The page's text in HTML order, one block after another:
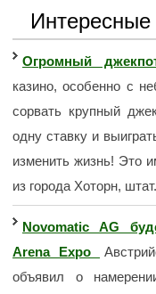
Интересные
Огромный
казино, особенно с
сорвать крупный
одну ставку и
изменить жизнь! Это
из города Хоторн,
Novomatic AG
Arena Expo
объявил о